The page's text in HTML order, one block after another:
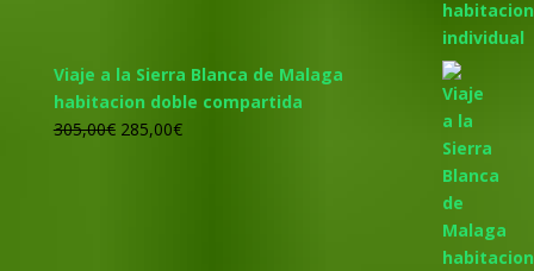
Viaje a la Sierra Blanca de Malaga
habitacion doble compartida
305,00€ El
285,00€El